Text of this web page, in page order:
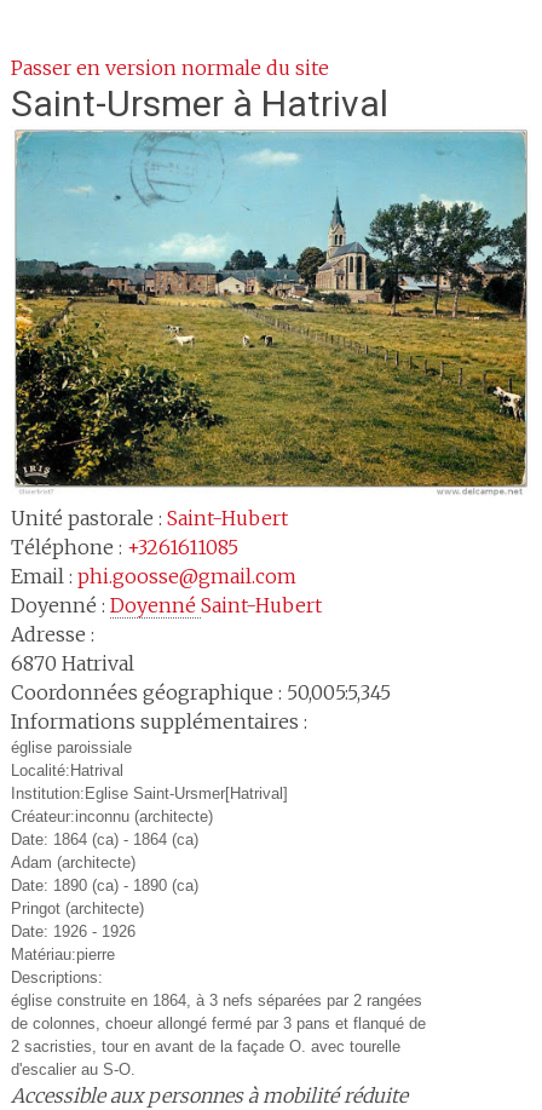
Passer en version normale du site
Saint-Ursmerà Hatrival
Unité pastorale : Saint-Hubert
Téléphone : +3261611085
Email : phi.goosse@gmail.com
Doyenné : Doyenné Saint-Hubert
Adresse :
6870 Hatrival
Coordonnées géographique : 50,005:5,345
Informations supplémentaires :
église paroissiale
Localité:Hatrival
Institution:Eglise Saint-Ursmer[Hatrival]
Créateur:inconnu (architecte)
Date: 1864 (ca) - 1864 (ca)
Adam (architecte)
Date: 1890 (ca) - 1890 (ca)
Pringot (architecte)
Date: 1926 - 1926
Matériau:pierre
Descriptions:
église construite en 1864, à 3 nefs séparées par 2 rangées
de colonnes, choeur allongé fermé par 3 pans et flanqué de
2 sacristies, tour en avant de la façade O. avec tourelle
d'escalier au S-O.
Accessible aux personnes à mobilité réduite